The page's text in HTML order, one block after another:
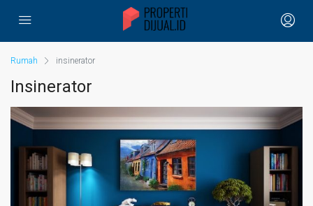
Rumah insinerator
Insinerator